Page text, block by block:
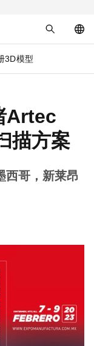
3D模型
Artec
描方案
西哥，新莱昂